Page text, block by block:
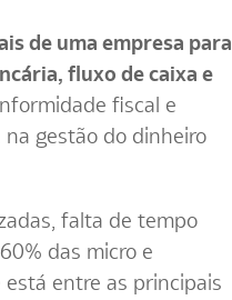
de uma empresa para
fluxo de caixa e
fiscal e
gestão do dinheiro
falta de tempo
das micro e
entre as principais